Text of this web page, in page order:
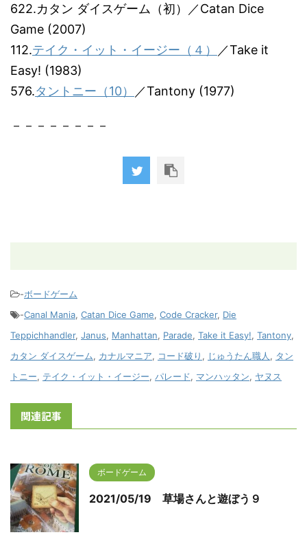
622.カタン ダイスゲーム（初）／Catan Dice
Game (2007)
112.テイク・イット・イージー（４）
／Take it
Easy! (1983)
576.タントニー（10） ／Tantony (1977)
－－－－－－－－
-ボードゲーム
-Canal Mania, Catan Dice Game, Code Cracker, Die
Teppichhandler, Janus, Manhattan, Parade, Take it Easy!, Tantony,
カタン ダイスゲーム, カナルマニア, コード破り , じゅうたん職人 , タン
トニー, テイク・イット・イージー, パレード, マンハッタン, ヤヌス
関連記事
ボードゲーム
2021/05/19 草場さんと遊ぼう９